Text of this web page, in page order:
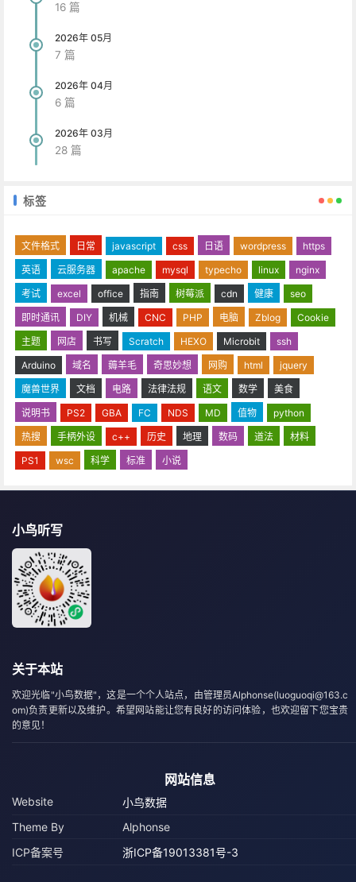
16 篇
2026年 05月
7 篇
2026年 04月
6 篇
2026年 03月
28 篇
标签
文件格式 日常 javascript css 日语 wordpress
https
英语
云服务器 apache mysql typecho linux
nginx
考试
excel office 指南 树莓派 cdn 健康
seo
即时通讯
DIY 机械 CNC PHP 电脑 Zblog
Cookie
主题
网店 书写 Scratch HEXO Microbit
ssh
Arduino
域名 薅羊毛 奇思妙想 网购 html
jquery
魔兽世界
文档 电路 法律法规 语文 数学
美食
说明书
PS2 GBA FC NDS MD 值物
python
热搜
手柄外设 c++ 历史 地理 数码 道法
材料
PS1
wsc 科学 标准 小说
小鸟听写
关于本站
欢迎光临"小鸟数据"，这是一个个人站点，由管理员Alphonse(luoguoqi@163.c
om)负责更新以及维护。希望网站能让您有良好的访问体验，也欢迎留下您宝贵
的意见！
网站信息
Website
小鸟数据
Theme By
Alphonse
ICP备案号
浙ICP备19013381号-3